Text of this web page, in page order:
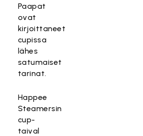
Paapat
ovat
kirjoittaneet
cupissa
lähes
satumaiset
tarinat.
Happee
Steamersin
cup-
taival